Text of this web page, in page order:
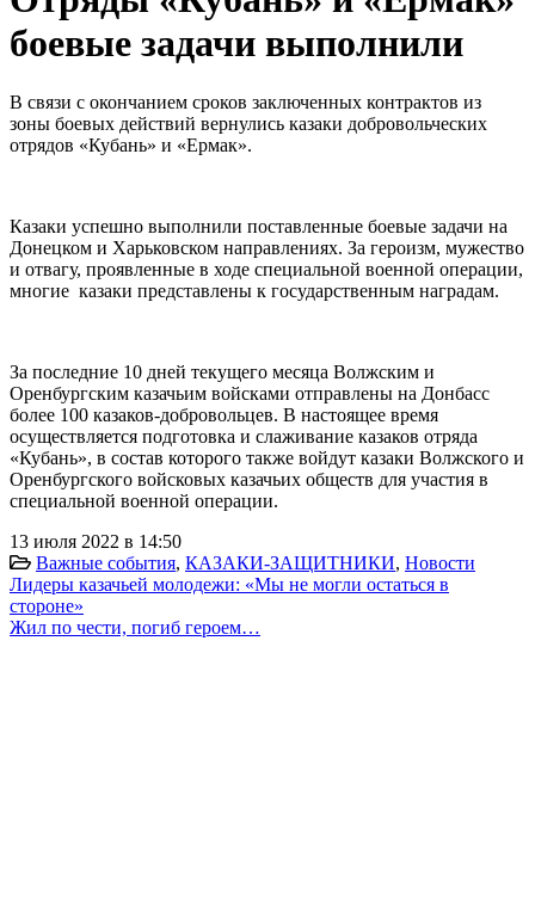
боевые задачи выполнили
В связи с окончанием сроков заключенных контрактов из
зоны боевых действий вернулись казаки добровольческих
отрядов «Кубань» и «Ермак».
Казаки успешно выполнили поставленные боевые задачи на
Донецком и Харьковском направлениях. За героизм, мужество
и отвагу, проявленные в ходе специальной военной операции,
многие казаки представлены к государственным наградам.
За последние 10 дней текущего месяца Волжским и
Оренбургским казачьим войсками отправлены на Донбасс
более 100 казаков-добровольцев. В настоящее время
осуществляется подготовка и слаживание казаков отряда
«Кубань», в состав которого также войдут казаки Волжского и
Оренбургского войсковых казачьих обществ для участия в
специальной военной операции.
13 июля 2022 в 14:50
Важные события, КАЗАКИ-ЗАЩИТНИКИ, Новости
Лидеры казачьей молодежи: «Мы не могли остаться в
стороне»
Жил по чести, погиб героем…